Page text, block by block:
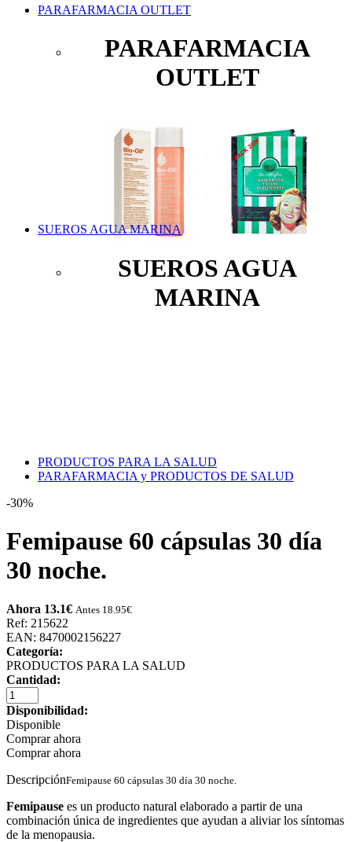
PARAFARMACIA OUTLET
PARAFARMACIA
OUTLET
SUEROS AGUA MARINA
SUEROS AGUA
MARINA
PRODUCTOS PARA LA SALUD
PARAFARMACIA y PRODUCTOS DE SALUD
-30%
Femipause 60 cápsulas 30 día
30 noche.
Ahora 13.1€ Antes 18.95€
Ref: 215622
EAN: 8470002156227
Categoría:
PRODUCTOS PARA LA SALUD
Cantidad:
Disponibilidad:
Disponible
Comprar ahora
Comprar ahora
DescripciónFemipause 60 cápsulas 30 día 30 noche.
Femipause es un producto natural elaborado a partir de una
combinación única de ingredientes que ayudan a aliviar los síntomas
de la menopausia.